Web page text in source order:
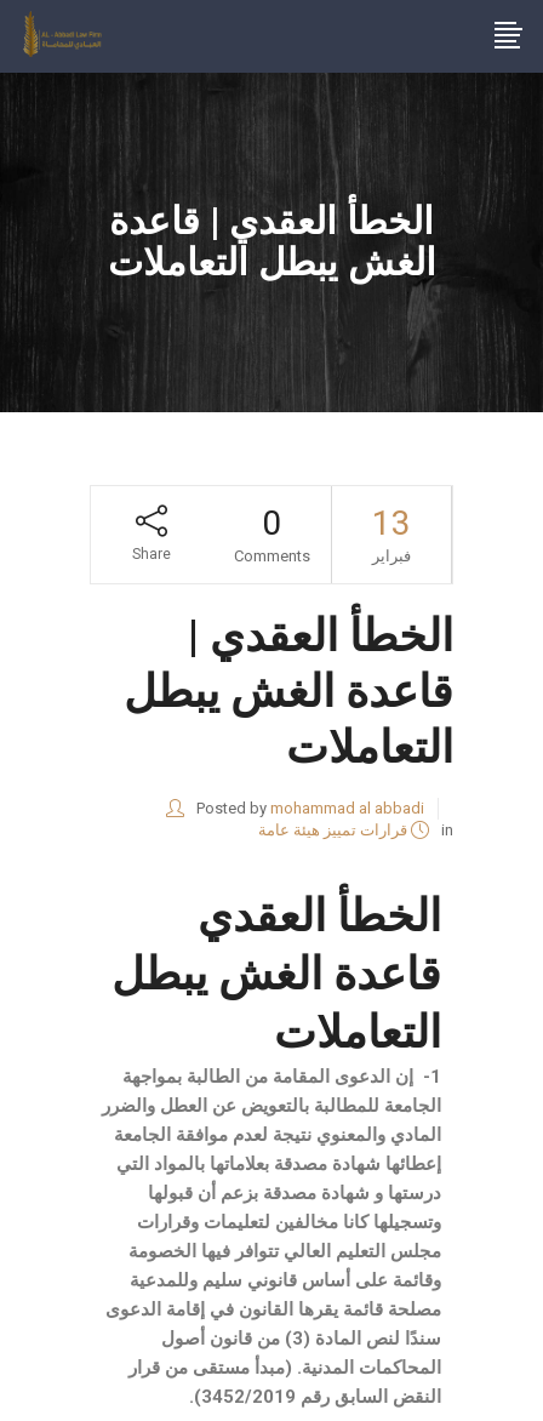
الخطأ العقدي | قاعدة
الغش يبطل التعاملات
13
فبراير
0
Comments
Share
الخطأ العقدي |
قاعدة الغش يبطل
التعاملات
Posted by mohammad al abbadi
in
قرارات تمييز هيئة عامة
الخطأ العقدي
قاعدة الغش يبطل
التعاملات
1- إن الدعوى المقامة من الطالبة بمواجهة
الجامعة للمطالبة بالتعويض عن العطل والضرر
المادي والمعنوي نتيجة لعدم موافقة الجامعة
إعطائها شهادة مصدقة بعلاماتها بالمواد التي
درستها و شهادة مصدقة بزعم أن قبولها
وتسجيلها كانا مخالفين لتعليمات وقرارات
مجلس التعليم العالي تتوافر فيها الخصومة
وقائمة على أساس قانوني سليم وللمدعية
مصلحة قائمة يقرها القانون في إقامة الدعوى
سندًا لنص المادة (3) من قانون أصول
المحاكمات المدنية. (مبدأ مستقى من قرار
النقض السابق رقم 3452/2019).